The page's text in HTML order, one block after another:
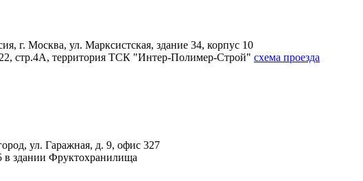
г. Москва, ул. Марксистская, здание 34, корпус 10
стр.4А, территория ТСК "Интер-Полимер-Строй" схема проезда
ул. Гаражная, д. 9, офис 327
в здании Фруктохранилища